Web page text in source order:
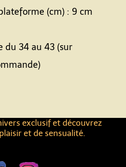
exclusif et découvrez
et de sensualité.
(cm) : 9 cm
du 34 au 43 (sur